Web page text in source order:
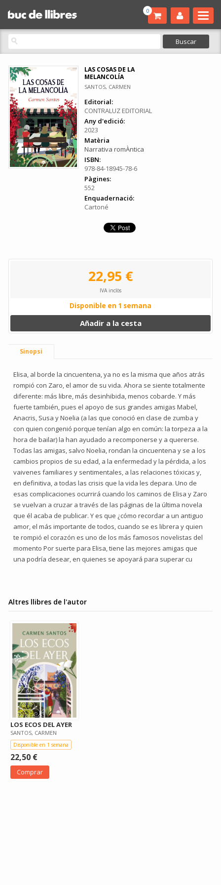
0
LAS COSAS DE LA
MELANCOLÍA
SANTOS, CARMEN
Editorial:
CONTRALUZ EDITORIAL
Any d'edició:
2023
Matèria
Narrativa romÀntica
ISBN:
978-84-18945-78-6
Pàgines:
552
Enquadernació:
Cartoné
22,95 €
IVA inclòs
Disponible en 1 semana
Añadir a la cesta
Sinopsi
Elisa, al borde la cincuentena, ya no es la misma que años atrás
rompió con Zaro, el amor de su vida. Ahora se siente totalmente
diferente: más libre, más desinhibida, menos cobarde. Y más
fuerte también, pues el apoyo de sus grandes amigas Mabel,
Anacris, Susa y Noelia (a las que conoció en clase de zumba y
con quien congenió porque tenían algo en común: la torpeza a la
hora de bailar) la han ayudado a recomponerse y a quererse.
Todas las amigas, salvo Noelia, rondan la cincuentena y se a los
cambios propios de su edad, a la enfermedad y la pérdida, a los
vaivenes familiares y sentimentales, a las relaciones tóxicas y,
en definitiva, a todas las crisis que la vida les depara. Uno de
esas complicaciones ocurrirá cuando los caminos de Elisa y Zaro
se vuelvan a cruzar a través de las páginas de la última novela
que él acaba de publicar. Y es que ¿cómo recordar a un antiguo
amor, el más importante de todos, cuando se es librera y quien
te rompió el corazón es uno de los más famosos novelistas del
momento Por suerte para Elisa, tiene las mejores amigas que
una podría desear, en quienes se apoyará para superar cu
Altres llibres de l'autor
LOS ECOS DEL AYER
SANTOS, CARMEN
Disponible en 1 semana
22,50 €
Comprar